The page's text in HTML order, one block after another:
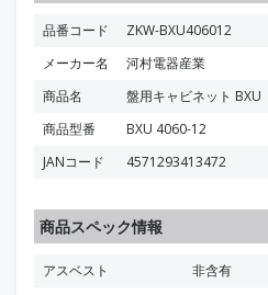
品番コード
ZKW-BXU406012
メーカー名
河村電器産業
商品名
盤用キャビネット BXU
商品型番
BXU 4060-12
JANコード
4571293413472
商品スペック情報
アスベスト
非含有